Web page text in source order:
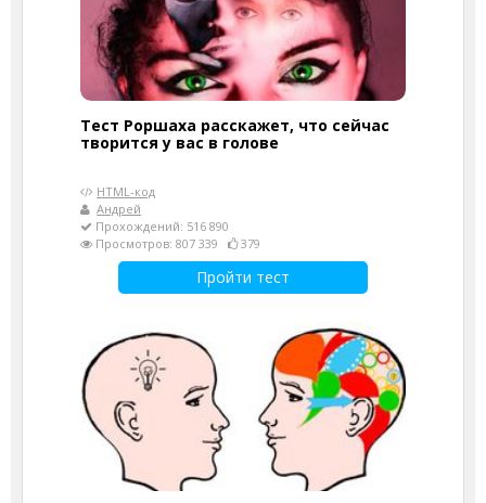
Тест Роршаха расскажет, что сейчас
творится у вас в голове
HTML-код
Андрей
Прохождений: 516 890
Просмотров: 807 339
379
Пройти тест